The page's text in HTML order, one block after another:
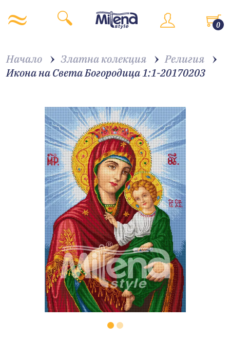
0
Начало Златна колекция
Религия
Икона на Света Богородица 1:1-20170203